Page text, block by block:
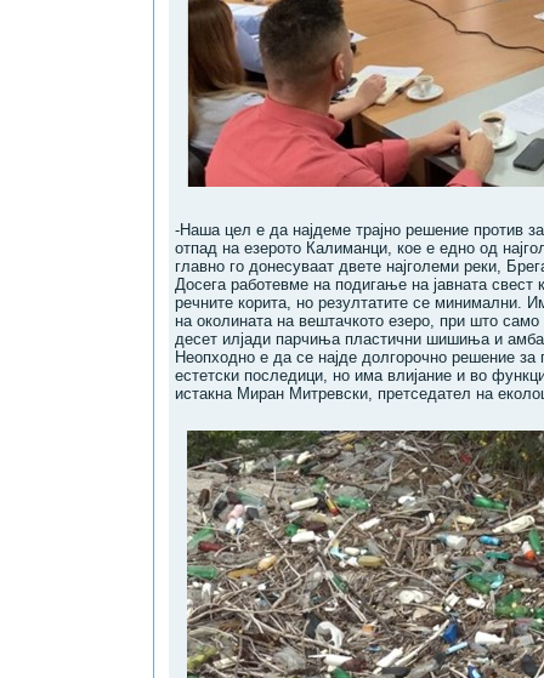
-Наша цел е да најдеме трајно решение против
отпад на езерото Калиманци, кое е едно од
главно го донесуваат двете најголеми реки,
Досега работевме на подигање на јавната свест
речните корита, но резултатите се минимални.
на околината на вештачкото езеро, при што
десет илјади парчиња пластични шишиња и
Неопходно е да се најде долгорочно решение
естетски последици, но има влијание и во
истакна Миран Митревски, претседател на